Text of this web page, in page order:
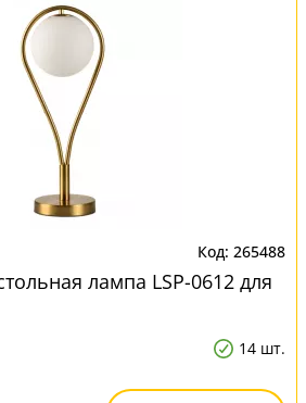
265488
лампа LSP-0612 для
14 шт.